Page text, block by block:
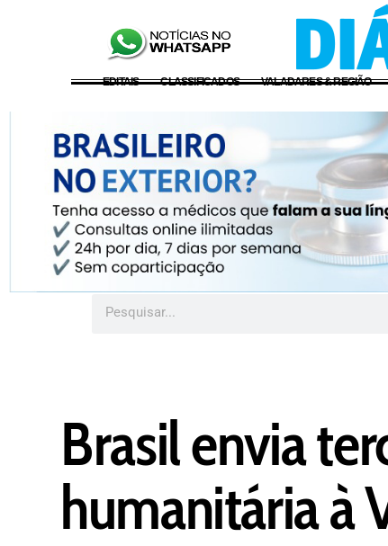
EDITAIS CLASSIFICADOS VALADARES & REGIÃO
Brasil envia
humanitária à